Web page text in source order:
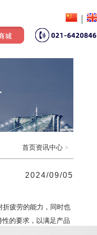
|
首页资讯中心 >
2024/09/05
疲劳的能力，同时也
的要求，以满足产品